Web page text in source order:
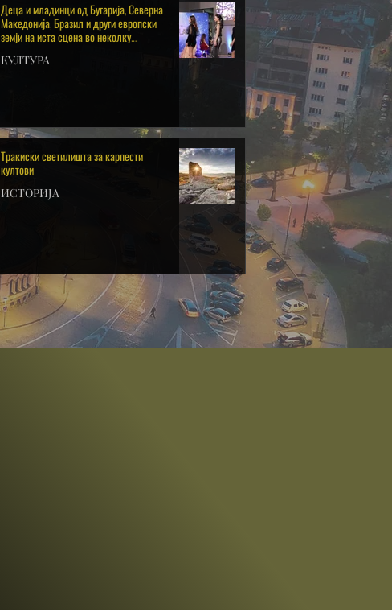
Деца и младинци од Бугарија, Северна
Македонија, Бразил и други европски
земји на иста сцена во неколку
КУЛТУРА
Тракиски светилишта за карпести
култови
ИСТОРИЈА